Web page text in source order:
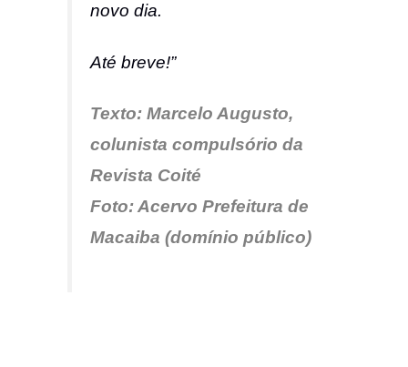
novo dia.
Até breve!”
Texto: Marcelo Augusto,
colunista compulsório da
Revista Coité
Foto: Acervo Prefeitura de
Macaiba (domínio público)